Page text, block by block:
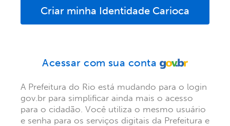
Criar minha Identidade Carioca
Acessar com sua conta
A Prefeitura do Rio está mudando para o login
gov.br para simplificar ainda mais o acesso
para o cidadão. Você utiliza o mesmo usuário
e senha para os serviços digitais da Prefeitura e